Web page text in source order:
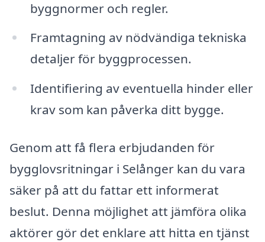
byggnormer och regler.
Framtagning av nödvändiga tekniska
detaljer för byggprocessen.
Identifiering av eventuella hinder eller
krav som kan påverka ditt bygge.
Genom att få flera erbjudanden för
bygglovsritningar i Selånger kan du vara
säker på att du fattar ett informerat
beslut. Denna möjlighet att jämföra olika
aktörer gör det enklare att hitta en tjänst